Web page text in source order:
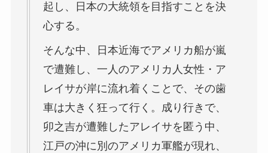
起し、日本の大統領を目指すことを決
心する。
そんな中、日本近海でアメリカ船が嵐
で遭難し、一人のアメリカ人女性・ア
レイサが岸に流れ着くことで、その歯
車は大きく狂って行く。成り行きで、
卯之吉が遭難したアレイサを匿う中、
江戸の沖に別のアメリカ軍艦が現れ、